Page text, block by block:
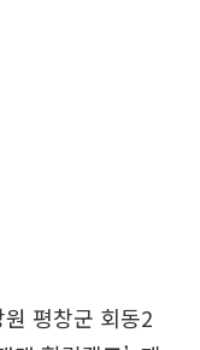
평창군 회동2